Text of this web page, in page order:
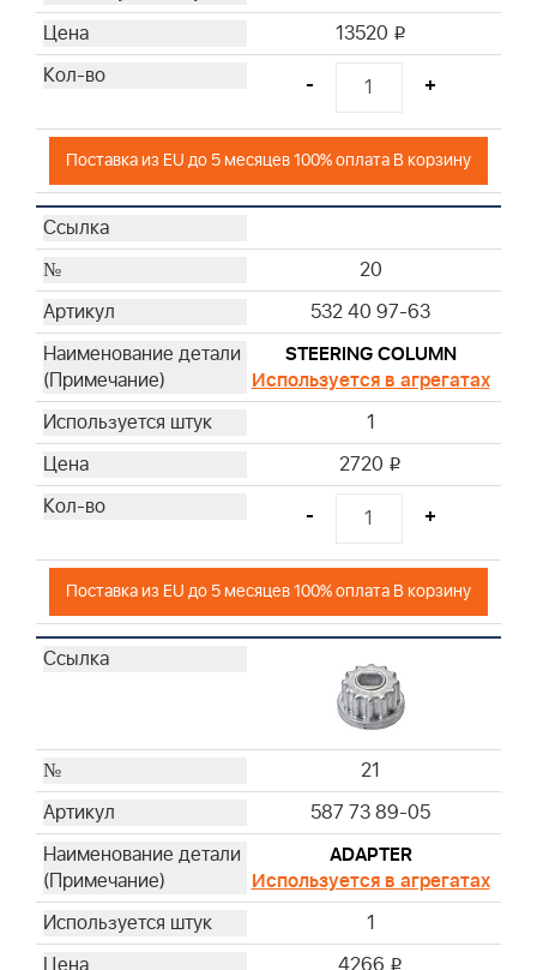
13520 i
- +
Поставка из EU до 5 месяцев 100% оплата В корзину
20
532 40 97-63
STEERING COLUMN
Используется в агрегатах
1
2720 i
- +
Поставка из EU до 5 месяцев 100% оплата В корзину
21
587 73 89-05
ADAPTER
Используется в агрегатах
1
i